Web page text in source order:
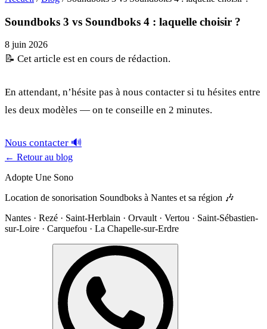
Soundboks 3 vs Soundboks 4 : laquelle choisir ?
8 juin 2026
📝 Cet article est en cours de rédaction.
En attendant, n’hésite pas à nous contacter si tu hésites entre
les deux modèles — on te conseille en 2 minutes.
Nous contacter 🔊
← Retour au blog
Adopte Une Sono
Location de sonorisation Soundboks à Nantes et sa région 🎶
Nantes · Rezé · Saint-Herblain · Orvault · Vertou · Saint-Sébastien-
sur-Loire · Carquefou · La Chapelle-sur-Erdre